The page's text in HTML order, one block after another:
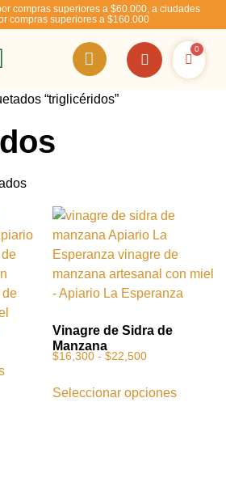
compras superiores a $60.000, a ciudades
compras superiores a $160.000
0
“triglicéridos”
Vinagre de Sidra de
Manzana
$16,300 - $22,500
Seleccionar opciones